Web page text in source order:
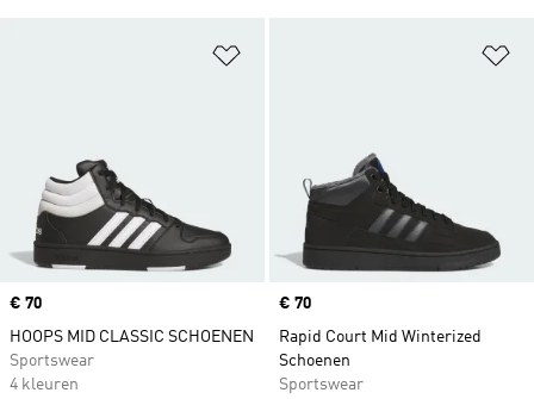
Price
€ 70
HOOPS MID CLASSIC SCHOENEN
Sportswear
4 kleuren
Price
€ 70
Rapid Court Mid Winterized
Schoenen
Sportswear